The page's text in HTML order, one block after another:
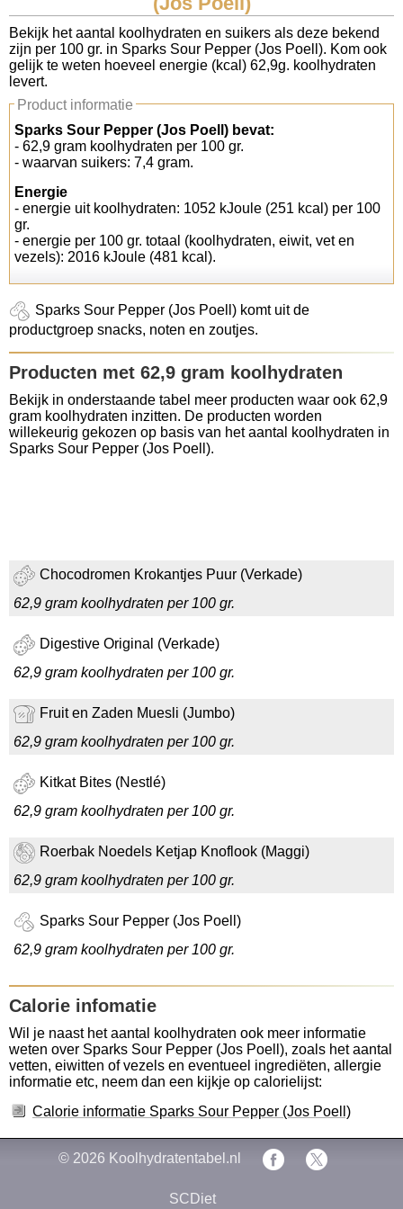
Koolhydraten tellen
Links
Bekijk het aantal koolhydraten en suikers als deze bekend
zijn per 100 gr. in Sparks Sour Pepper (Jos Poell). Kom ook
gelijk te weten hoeveel energie (kcal) 62,9g. koolhydraten
levert.
Product informatie
Sparks Sour Pepper (Jos Poell) bevat:
- 62,9 gram koolhydraten per 100 gr.
- waarvan suikers: 7,4 gram.
Energie
- energie uit koolhydraten: 1052 kJoule (251 kcal) per 100
gr.
- energie per 100 gr. totaal (koolhydraten, eiwit, vet en
vezels): 2016 kJoule (481 kcal).
Sparks Sour Pepper (Jos Poell) komt uit de
productgroep snacks, noten en zoutjes.
Producten met 62,9 gram koolhydraten
Bekijk in onderstaande tabel meer producten waar ook 62,9
gram koolhydraten inzitten. De producten worden
willekeurig gekozen op basis van het aantal koolhydraten in
Sparks Sour Pepper (Jos Poell).
Chocodromen Krokantjes Puur (Verkade)
62,9 gram koolhydraten per 100 gr.
Digestive Original (Verkade)
62,9 gram koolhydraten per 100 gr.
Fruit en Zaden Muesli (Jumbo)
62,9 gram koolhydraten per 100 gr.
Kitkat Bites (Nestlé)
62,9 gram koolhydraten per 100 gr.
Roerbak Noedels Ketjap Knoflook (Maggi)
62,9 gram koolhydraten per 100 gr.
Sparks Sour Pepper (Jos Poell)
62,9 gram koolhydraten per 100 gr.
Calorie infomatie
Wil je naast het aantal koolhydraten ook meer informatie
weten over Sparks Sour Pepper (Jos Poell), zoals het aantal
vetten, eiwitten of vezels en eventueel ingrediëten, allergie
informatie etc, neem dan een kijkje op calorielijst:
Calorie informatie Sparks Sour Pepper (Jos Poell)
© 2026 Koolhydratentabel.nl
SCDiet